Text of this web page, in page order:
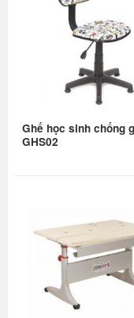
Ghế học sinh chống
GHS02